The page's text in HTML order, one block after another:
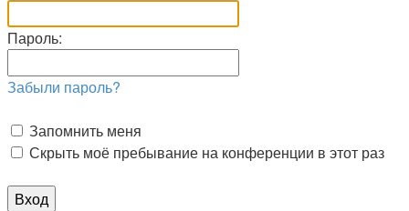
Пароль:
Забыли пароль?
Запомнить меня
Скрыть моё пребывание на конференции в этот раз